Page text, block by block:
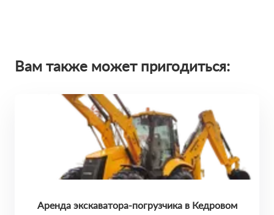
Вам также может пригодиться:
Аренда экскаватора-погрузчика в Кедровом